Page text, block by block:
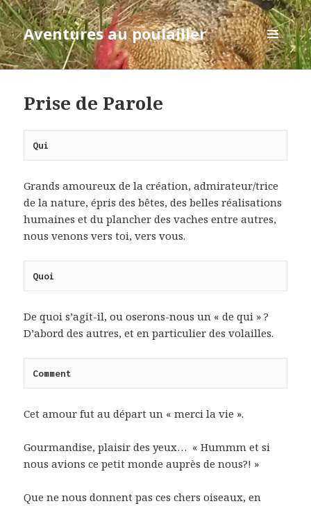
Aventures au poulailler
MENU
ET
Prise de Parole
Qui
Grands amoureux de la création, admirateur/trice
de la nature, épris des bêtes, des belles réalisations
humaines et du plancher des vaches entre autres,
nous venons vers toi, vers vous.
Quoi
De quoi s’agit-il, ou oserons-nous un « de qui » ?
D’abord des autres, et en particulier des volailles.
Comment
Cet amour fut au départ un « merci la vie ».
Gourmandise, plaisir des yeux… « Hummm et si
nous avions ce petit monde auprès de nous?! »
Que ne nous donnent pas ces chers oiseaux, en